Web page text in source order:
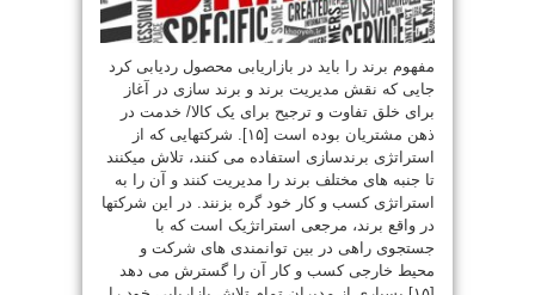
مفهوم برند را باید در بازاریابی محصول ردیابی کرد
جایی که نقش مدیریت برند و برند سازی در آغاز
برای خلق تفاوت و ترجیح برای یک کالا/ خدمت در
ذهن مشتریان بوده است [۱۵]. شرکتهایی که از
استراتژی برندسازی استفاده می کنند، تلاش میکنند
تا جنبه های مختلف برند را مدیریت کنند و آن را به
استراتژی کسب و کار خود گره بزنند. در این شرکتها
در واقع برند، مرجعی استراتژیک است که با
جستجوی راهی در بین توانمندی های شرکت و
محیط خارجی کسب و کار آن را گسترش می دهد